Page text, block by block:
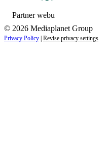
Partner webu
© 2026 Mediaplanet Group
Privacy Policy | Revise privacy settings